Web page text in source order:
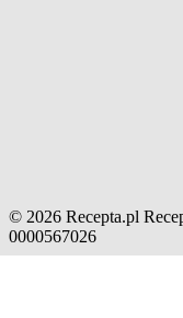
© 2026 Recepta.pl
0000567026